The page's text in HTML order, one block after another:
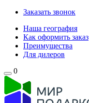
Заказать звонок
Наша география
Как оформить заказ
Преимущества
Для дилеров
0